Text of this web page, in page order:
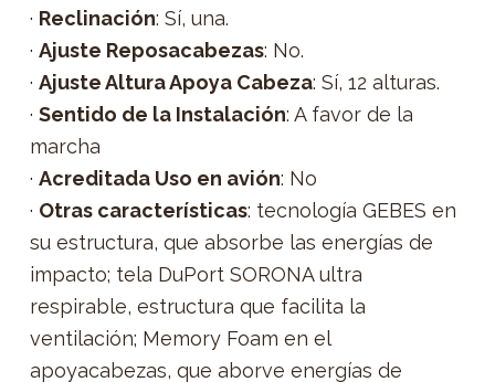
· Reclinación: Sí, una.
· Ajuste Reposacabezas: No.
· Ajuste Altura Apoya Cabeza: Sí, 12 alturas.
· Sentido de la Instalación: A favor de la
marcha
· Acreditada Uso en avión: No
· Otras características: tecnología GEBES en
su estructura, que absorbe las energías de
impacto; tela DuPort SORONA ultra
respirable, estructura que facilita la
ventilación; Memory Foam en el
apoyacabezas, que aborve energías de